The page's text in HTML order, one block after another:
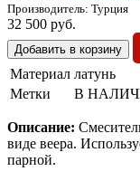
Производитель: Турция
32 500 руб.
Материал латунь
Метки
В
Описание:
виде веера.
парной.